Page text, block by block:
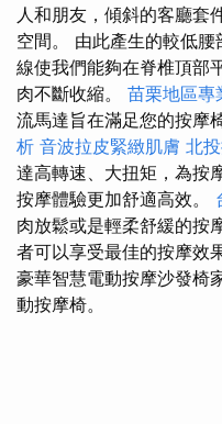
人和朋友，傾斜的客廳套
空間。 由此產生的較低
線使我們能夠在脊椎頂部
肉不斷收縮。 苗栗地區專
流馬達旨在滿足您的按摩
析 音波拉皮緊緻肌膚 北
達高轉速、大扭矩，為按
按摩體驗更加舒適高效。
肉放鬆或是輕柔舒緩的按
者可以享受最佳的按摩效
豪華智慧電動按摩沙發椅
動按摩椅。